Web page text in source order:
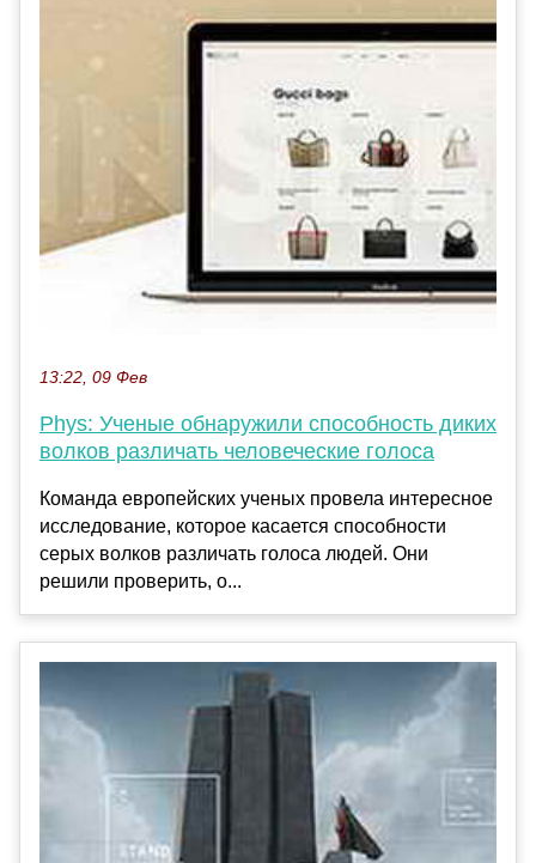
13:22, 09 Фев
Phys: Ученые обнаружили способность диких
волков различать человеческие голоса
Команда европейских ученых провела интересное
исследование, которое касается способности
серых волков различать голоса людей. Они
решили проверить, о...